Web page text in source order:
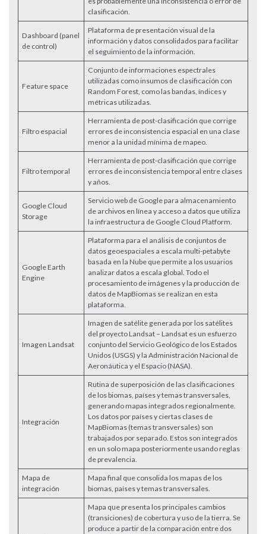
clasificación.
Dashboard (panel
de control)
Plataforma de presentación visual de la
información y datos consolidados para facilitar
el seguimiento de la información.
Feature space
Conjunto de informaciones espectrales
utilizadas como insumos de clasificación con
Random Forest, como las bandas, índices y
métricas utilizadas.
Filtro espacial
Herramienta de post-clasificación que corrige
errores de inconsistencia espacial en una clase
menor a la unidad mínima de mapeo.
Filtro temporal
Herramienta de post-clasificación que corrige
errores de inconsistencia temporal entre clases
y años.
Google Cloud
Storage
Servicio web de Google para almacenamiento
de archivos en línea y acceso a datos que utiliza
la infraestructura de Google Cloud Platform.
Google Earth
Engine
Plataforma para el análisis de conjuntos de
datos geoespaciales a escala multi-petabyte
basada en la Nube que permite a los usuarios
analizar datos a escala global. Todo el
procesamiento de imágenes y la producción de
datos de MapBiomas se realizan en esta
plataforma.
Imagen Landsat
Imagen de satélite generada por los satélites
del proyecto Landsat – Landsat es un esfuerzo
conjunto del Servicio Geológico de los Estados
Unidos (USGS) y la Administración Nacional de
Aeronáutica y el Espacio (NASA).
Integración
Rutina de superposición de las clasificaciones
de los biomas, países y temas transversales,
generando mapas integrados regionalmente.
Los datos por países y ciertas clases de
MapBiomas (temas transversales) son
trabajados por separado. Estos son integrados
en un solo mapa posteriormente usando reglas
de prevalencia.
Mapa de
integración
Mapa final que consolida los mapas de los
biomas, países y temas transversales.
Mapa que presenta los principales cambios
(transiciones) de cobertura y uso de la tierra. Se
produce a partir de la comparación entre dos